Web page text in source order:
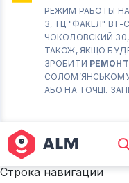
РЕЖИМ РАБОТЫ
3, ТЦ "ФАКЕЛ" ВТ-
ЧОКОЛОВСКИЙ 30,
ТАКОЖ, ЯКЩО
ЗРОБИТИ РЕМОНТ
АБО НА ТОЧЦІ.
працює
18-00
(098)
М.
ВТ-СБ
Строка навигации